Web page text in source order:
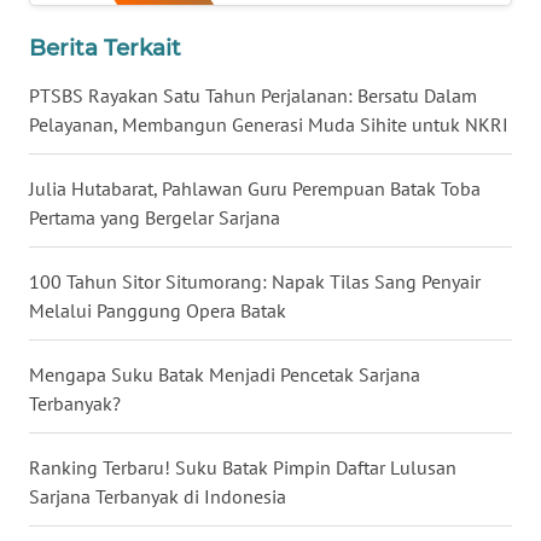
Berita Terkait
PTSBS Rayakan Satu Tahun Perjalanan: Bersatu Dalam
Pelayanan, Membangun Generasi Muda Sihite untuk NKRI
Julia Hutabarat, Pahlawan Guru Perempuan Batak Toba
Pertama yang Bergelar Sarjana
100 Tahun Sitor Situmorang: Napak Tilas Sang Penyair
Melalui Panggung Opera Batak
Mengapa Suku Batak Menjadi Pencetak Sarjana
Terbanyak?
Ranking Terbaru! Suku Batak Pimpin Daftar Lulusan
Sarjana Terbanyak di Indonesia
WN
KALTIM
WN
WN
WN
WN
MALUKU
WN
MALUT